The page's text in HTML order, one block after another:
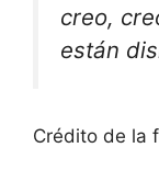
creo,
están
Crédito de la